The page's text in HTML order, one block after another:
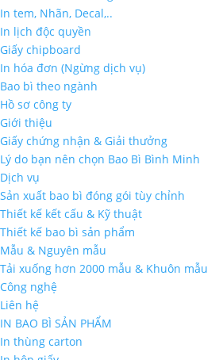
In tem, Nhãn, Decal,..
In lịch độc quyền
Giấy chipboard
In hóa đơn (Ngừng dịch vụ)
Bao bì theo ngành
Hồ sơ công ty
Giới thiệu
Giấy chứng nhận & Giải thưởng
Lý do bạn nên chọn Bao Bì Bình Minh
Dịch vụ
Sản xuất bao bì đóng gói tùy chỉnh
Thiết kế kết cấu & Kỹ thuật
Thiết kế bao bì sản phẩm
Mẫu & Nguyên mẫu
Tải xuống hơn 2000 mẫu & Khuôn mẫu
Công nghệ
Liên hệ
IN BAO BÌ SẢN PHẨM
In thùng carton